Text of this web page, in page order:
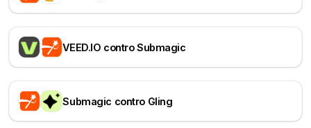
VEED.IO contro Submagic
Submagic contro Gling